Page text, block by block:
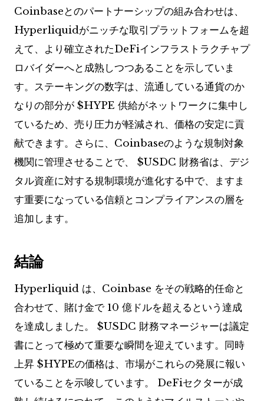
Coinbaseとのパートナーシップの組み合わせは、
Hyperliquidがニッチな取引プラットフォームを超
えて、より確立されたDeFiインフラストラクチャプ
ロバイダーへと成熟しつつあることを示していま
す。ステーキングの数字は、流通している通貨のか
なりの部分が $HYPE 供給がネットワークに集中し
ているため、売り圧力が軽減され、価格の安定に貢
献できます。さらに、Coinbaseのような規制対象
機関に管理させることで、 $USDC 財務省は、デジ
タル資産に対する規制環境が進化する中で、ますま
す重要になっている信頼とコンプライアンスの層を
追加します。
結論
Hyperliquid は、Coinbase をその戦略的任命と
合わせて、賭け金で 10 億ドルを超えるという達成
を達成しました。 $USDC 財務マネージャーは議定
書にとって極めて重要な瞬間を迎えています。同時
上昇 $HYPEの価格は、市場がこれらの発展に報い
ていることを示唆しています。 DeFiセクターが成